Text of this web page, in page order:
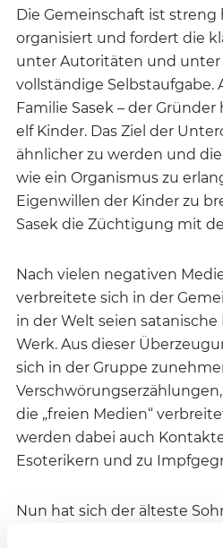
Die Gemeinschaft ist streng
organisiert und fordert die
unter Autoritäten und unter
vollständige Selbstaufgabe.
Familie Sasek – der
elf Kinder. Das Ziel der
ähnlicher zu werden und
wie ein Organismus zu
Eigenwillen der Kinder zu
Sasek die Züchtigung mit
Nach vielen negativen
verbreitete sich in der
in der Welt seien
Werk. Aus dieser
sich in der Gruppe
die „freien Medien“
werden dabei auch
Esoterikern und zu
Nun hat sich der älteste